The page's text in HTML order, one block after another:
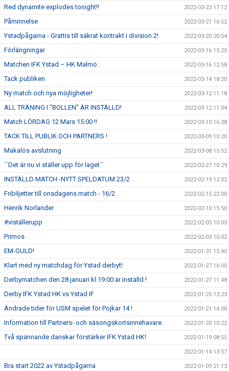
Red dynamite explodes tonight!! 2022-03-23 17:12
Påminnelse 2022-03-21 16:52
Ystadpågarna - Grattis till säkrat kontrakt i division 2! 2022-03-20 20:54
Förlängningar 2022-03-16 15:25
Matchen IFK Ystad – HK Malmö. 2022-03-16 12:58
Tack publiken 2022-03-14 18:20
Ny match och nya möjligheter! 2022-03-12 11:18
ALL TRÄNING I "BOLLEN" ÄR INSTÄLLD! 2022-03-12 11:04
Match LÖRDAG 12 Mars 15:00 !! 2022-03-10 16:38
TACK TILL PUBLIK OCH PARTNERS ! 2022-03-09 10:20
Makalös avslutning 2022-03-08 15:52
``Det är nu vi ställer upp för laget`` 2022-02-27 10:29
INSTÄLLD MATCH -NYTT SPELDATUM 23/2 2022-02-19 12:02
Fribiljetter till onsdagens match - 16/2 2022-02-15 22:00
Henrik Norlander 2022-02-10 15:50
#viställerupp 2022-02-05 10:03
Primos 2022-02-03 10:02
EM-GULD! 2022-01-31 15:40
Klart med ny matchdag för Ystad derbyt! 2022-01-27 16:00
Derbymatchen den 28 januari kl.19:00 är inställd ! 2022-01-27 11:48
Derby IFK Ystad HK vs Ystad IF 2022-01-25 13:23
Ändrade tider för USM spelet för Pojkar 14 ! 2022-01-21 14:00
Information till Partners- och säsongskortsinnehavare. 2022-01-20 10:22
Två spännande danskar förstärker IFK Ystad HK! 2022-01-19 08:55
2022-01-14 13:57
Bra start 2022 av Ystadpågarna 2022-01-09 21:13